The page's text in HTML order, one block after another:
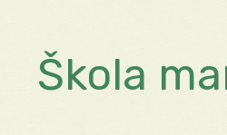
Škola